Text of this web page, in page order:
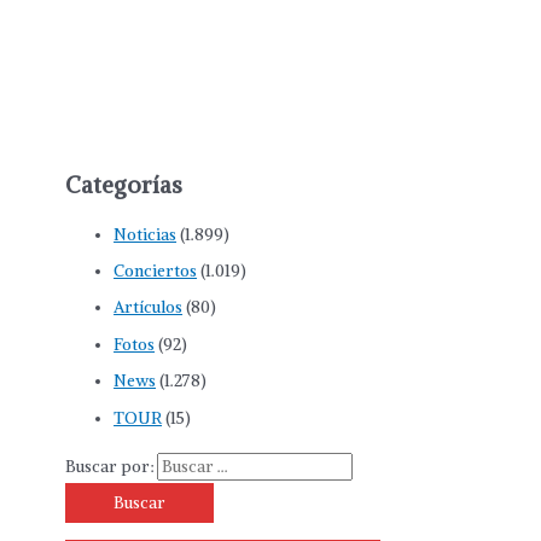
Categorías
Noticias (1.899)
Conciertos (1.019)
Artículos (80)
Fotos (92)
News (1.278)
TOUR(15)
Buscar por: